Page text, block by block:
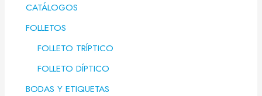
CATÁLOGOS
FOLLETOS
FOLLETO TRÍPTICO
FOLLETO DÍPTICO
BODAS Y ETIQUETAS